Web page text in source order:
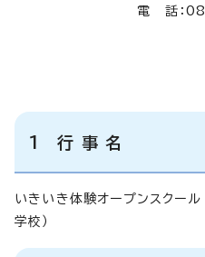
電 話：
1 行 事 名
いきいき体験オープンスクー
学校）